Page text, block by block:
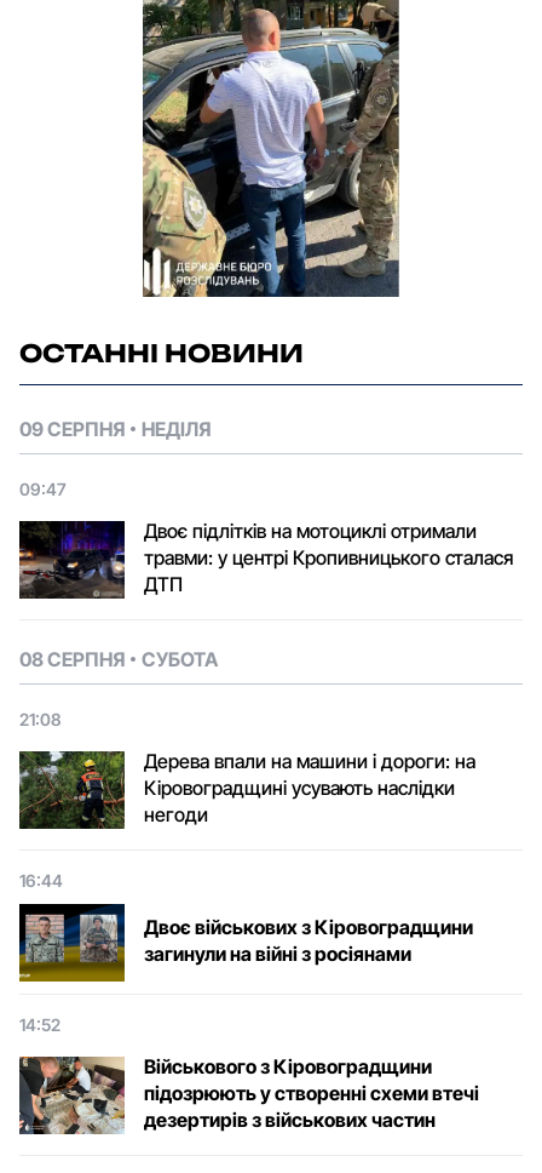
ОСТАННІ НОВИНИ
09 СЕРПНЯ НЕДІЛЯ
09:47
Двоє підлітків на мотоциклі отримали
травми: у центрі Кропивницького сталася
ДТП
08 СЕРПНЯ СУБОТА
21:08
Дерева впали на машини і дороги: на
Кіровоградщині усувають наслідки
негоди
16:44
Двоє військових з Кіровоградщини
загинули на війні з росіянами
14:52
Військового з Кіровоградщини
підозрюють у створенні схеми втечі
дезертирів з військових частин